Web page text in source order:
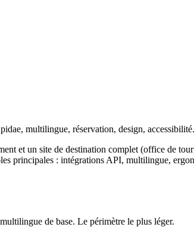
multilingue, réservation, design,
et un site de destination complet (office de
principales : intégrations API, multilingue,
de base. Le périmètre le plus léger.